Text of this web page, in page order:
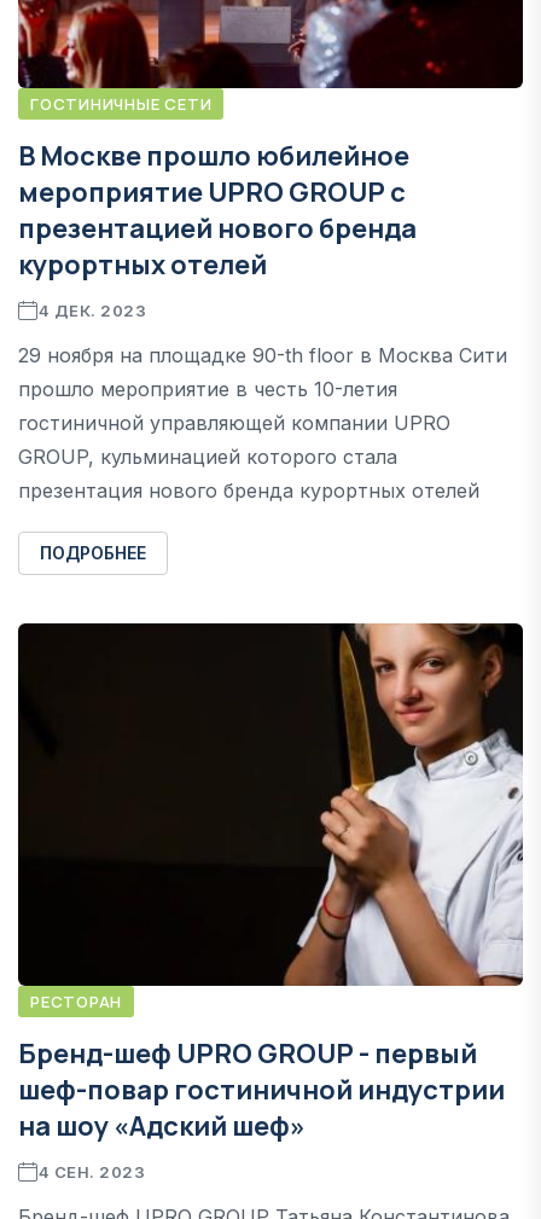
ГОСТИНИЧНЫЕ СЕТИ
В Москве прошло юбилейное
мероприятие UPRO GROUP с
презентацией нового бренда
курортных отелей
4 ДЕК. 2023
29 ноября на площадке 90-th floor в Москва Сити
прошло мероприятие в честь 10-летия
гостиничной управляющей компании UPRO
GROUP, кульминацией которого стала
презентация нового бренда курортных отелей
ПОДРОБНЕЕ
РЕСТОРАН
Бренд-шеф UPRO GROUP - первый
шеф-повар гостиничной индустрии
на шоу «Адский шеф»
4 СЕН. 2023